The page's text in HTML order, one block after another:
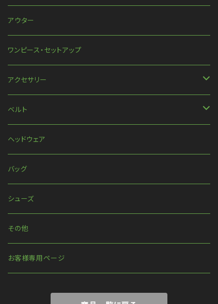
ハンパ丈袖
半袖
ほか
パンツ
スカート
アウター
ワンピース・セットアップ
アクセサリー
ネックレス
ピアス・イヤリング
リング
ベルト
ベルト
ハーネス
ウォレットチェーン
ヘッドウェア
バッグ
シューズ
その他
お客様専用ページ